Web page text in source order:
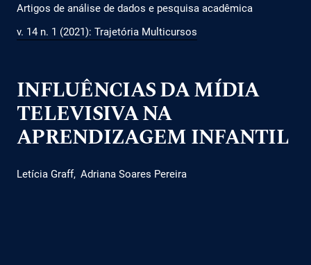
Artigos de análise de dados e pesquisa acadêmica
v. 14 n. 1 (2021): Trajetória Multicursos
INFLUÊNCIAS DA MÍDIA
TELEVISIVA NA
APRENDIZAGEM INFANTIL
Letícia Graff Adriana Soares Pereira